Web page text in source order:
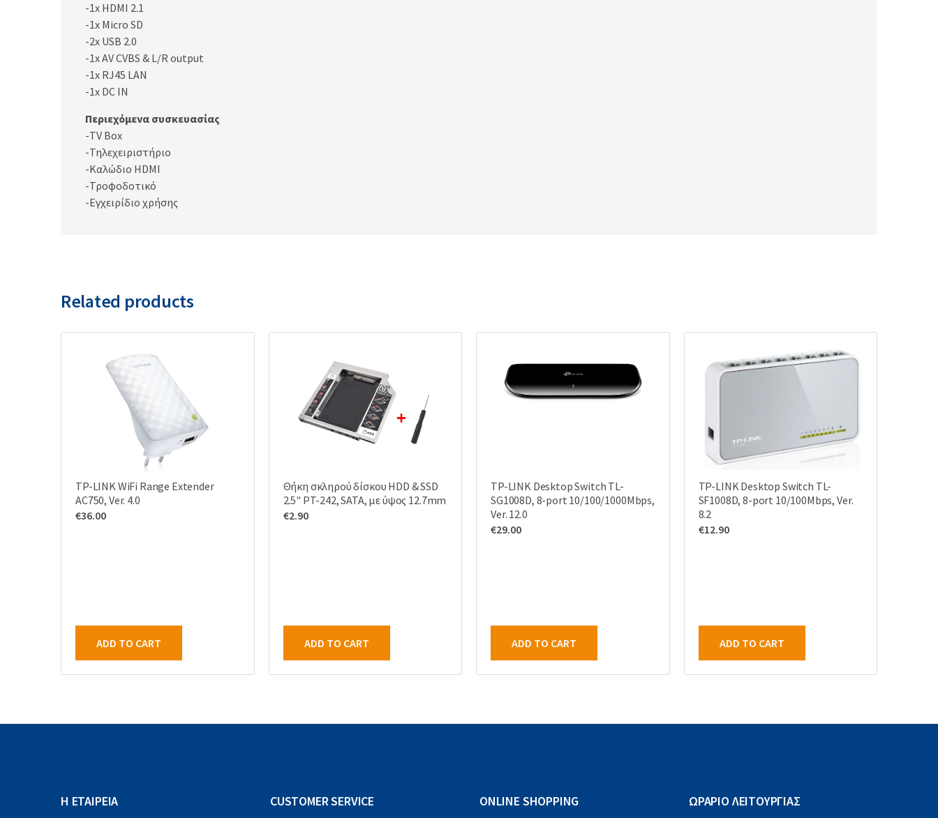
-1x HDMI 2.1
-1x Micro SD
-2x USB 2.0
-1x AV CVBS & L/R output
-1x RJ45 LAN
-1x DC IN
Περιεχόμενα συσκευασίας
-TV Box
-Τηλεχειριστήριο
-Καλώδιο HDMI
-Τροφοδοτικό
-Εγχειρίδιο χρήσης
Related products
TP-LINK WiFi Range Extender
AC750, Ver. 4.0
€36.00
ADD TO CART
Θήκη σκληρού δίσκου HDD & SSD
2.5" PT-242, SATA, με ύψος 12.7mm
€2.90
ADD TO CART
TP-LINK Desktop Switch TL-
SG1008D, 8-port 10/100/1000Mbps,
Ver. 12.0
€29.00
ADD TO CART
TP-LINK Desktop Switch TL-
SF1008D, 8-port 10/100Mbps, Ver.
8.2
€12.90
ADD TO CART
Η ΕΤΑΙΡΕΙΑ CUSTOMER SERVICE ONLINE SHOPPING ΩΡΑΡΙΟ ΛΕΙΤΟΥΡΓΙΑΣ